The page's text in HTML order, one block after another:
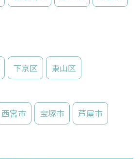
下京区 東山区
西宮市 宝塚市 芦屋市